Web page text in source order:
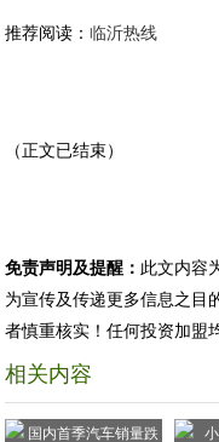
推荐阅读：临沂热线
（正文已结束）
免责声明及提醒： 此文内容
为宣传及传递更多信息之目
者慎重核实！任何投资加盟
相关内容